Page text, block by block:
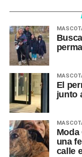
El
junto
una
calle